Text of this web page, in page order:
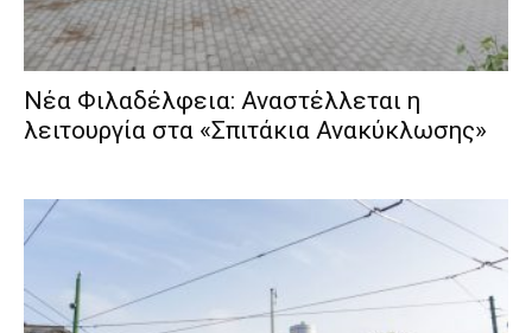
Νέα Φιλαδέλφεια: Αναστέλλεται η
λειτουργία στα «Σπιτάκια Ανακύκλωσης»